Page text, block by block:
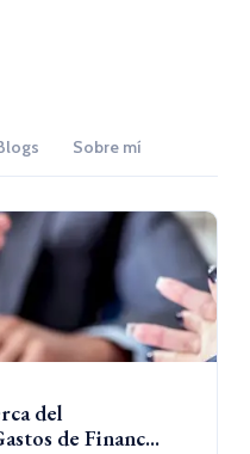
Sobre mí
del
de Financ...